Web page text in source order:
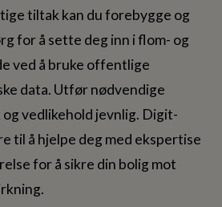
tiltak kan du forebygge og
for å sette deg inn i flom- og
ved å bruke offentlige
data. Utfør nødvendige
vedlikehold jevnlig. Digit-
til å hjelpe deg med ekspertise
for å sikre din bolig mot